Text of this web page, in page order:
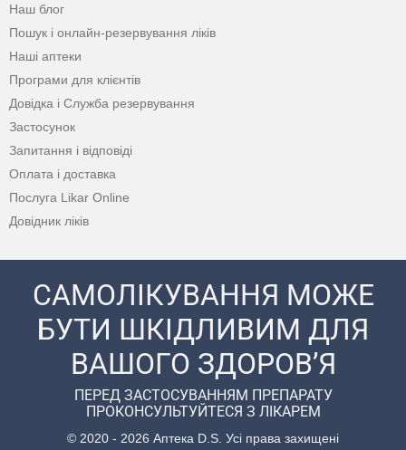
Наш блог
Пошук і онлайн-резервування ліків
Наші аптеки
Програми для клієнтів
Довідка і Служба резервування
Застосунок
Запитання і відповіді
Оплата і доставка
Послуга Likar Online
Довідник ліків
САМОЛІКУВАННЯ МОЖЕ
БУТИ ШКІДЛИВИМ ДЛЯ
ВАШОГО ЗДОРОВ’Я
ПЕРЕД ЗАСТОСУВАННЯМ ПРЕПАРАТУ
ПРОКОНСУЛЬТУЙТЕСЯ З ЛІКАРЕМ
© 2020 - 2026 Аптека D.S. Усі права захищені